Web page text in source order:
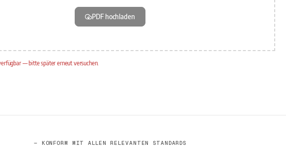
PDF hochladen
— bitte später erneut versuchen.
— KONFORM MIT ALLEN RELEVANTEN STANDARDS